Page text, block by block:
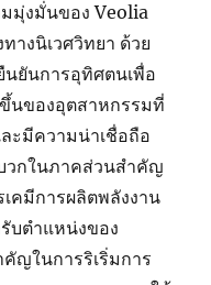
มุ่งมั่นของ Veolia
างนิเวศวิทยา ด้วย
นยันการอุทิศตนเพื่อ
นของอุตสาหกรรมที่
ะมีความน่าเชื่อถือ
วกในภาคส่วนสำคัญ
คมีการผลิตพลังงาน
บตำแหน่งของ
ญในการริเริ่มการ